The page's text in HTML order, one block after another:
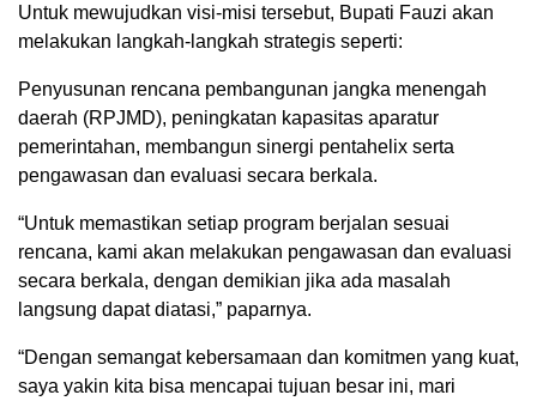
Untuk mewujudkan visi-misi tersebut, Bupati Fauzi akan
melakukan langkah-langkah strategis seperti:
Penyusunan rencana pembangunan jangka menengah
daerah (RPJMD), peningkatan kapasitas aparatur
pemerintahan, membangun sinergi pentahelix serta
pengawasan dan evaluasi secara berkala.
“Untuk memastikan setiap program berjalan sesuai
rencana, kami akan melakukan pengawasan dan evaluasi
secara berkala, dengan demikian jika ada masalah
langsung dapat diatasi,” paparnya.
“Dengan semangat kebersamaan dan komitmen yang kuat,
saya yakin kita bisa mencapai tujuan besar ini, mari